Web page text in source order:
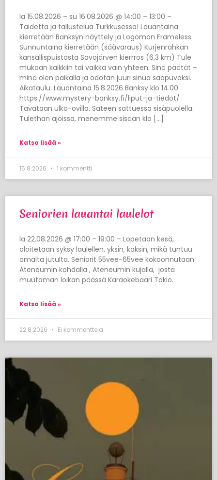
la 15.08.2026 – su 16.08.2026 @ 14:00 – 13:00 –
Taidetta ja tallustelua Turkkusessa! Lauantaina
kierretään Banksyn näyttely ja Logomon Frameless.
Sunnuntaina kierretään (säävaraus) Kurjenrahkan
kansallispuistosta Savojärven kierrros (6,3 km) Tule
mukaan kaikkiin tai vaikka vain yhteen. Sinä päätät –
minä olen paikalla ja odotan juuri sinua saapuvaksi.
Aikataulu: Lauantaina 15.8.2026 Banksy klo 14.00
https://www.mystery-banksy.fi/liput-ja-tiedot/
Tavataan ulko-ovilla. Sateen sattuessa sisäpuolella.
Tulethan ajoissa, menemme sisään klo […]
Katso lisää »
15.8.2026 1 kommentti
Seniorien lauantai laulelot
la 22.08.2026 @ 17:00 – 19:00 – Lopetaan kesä,
aloitetaan syksy laulellen, yksin, kaksin, mikä tuntuu
omalta jutulta. Seniorit 55vee-65vee kokoonnutaan
Ateneumin kohdalla , Ateneumin kujalla, josta
muutaman loikan päässä Karaokebaari Tokio.
Katso lisää »
22.8.2026 Ei kommentteja